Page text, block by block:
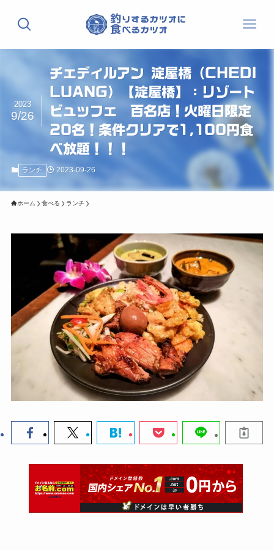
チェディルアン 淀屋橋（CHEDI
LUANG）【淀屋橋】：リゾート
ビュッフェ 百名店！火曜日限定
20名！条件クリアで1,100円食
べ放題！！！
2023
9/26
ランチ 2023-09-26
ホーム 食べる ランチ